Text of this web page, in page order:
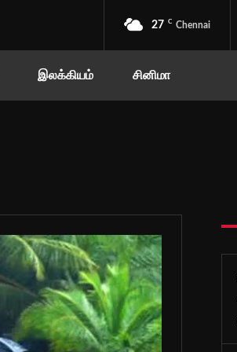
27 C Chennai
இலக்கியம் சினிமா